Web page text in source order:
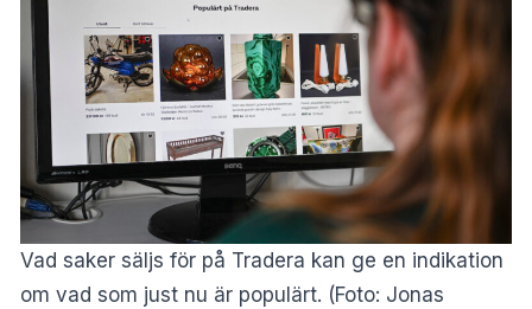
Vad saker säljs för på Tradera kan ge en indikation
om vad som just nu är populärt. (Foto: Jonas